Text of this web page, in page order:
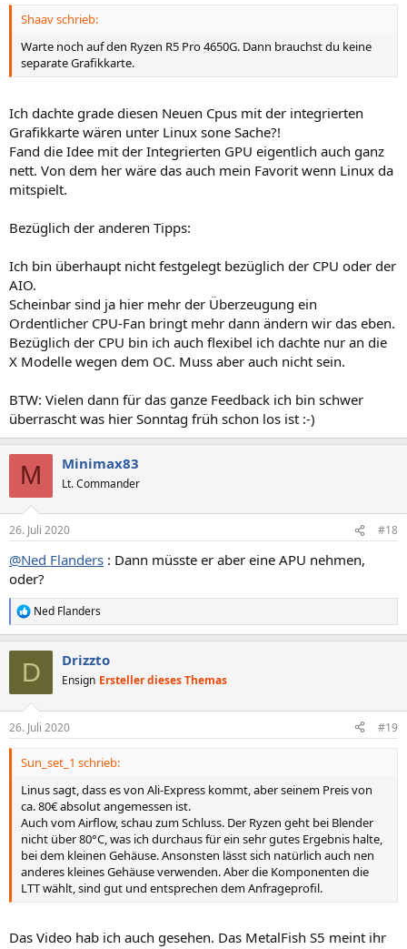
Shaav schrieb:
Warte noch auf den Ryzen R5 Pro 4650G. Dann brauchst du keine
separate Grafikkarte.
Ich dachte grade diesen Neuen Cpus mit der integrierten
Grafikkarte wären unter Linux sone Sache?!
Fand die Idee mit der Integrierten GPU eigentlich auch ganz
nett. Von dem her wäre das auch mein Favorit wenn Linux da
mitspielt.
Bezüglich der anderen Tipps:
Ich bin überhaupt nicht festgelegt bezüglich der CPU oder der
AIO.
Scheinbar sind ja hier mehr der Überzeugung ein
Ordentlicher CPU-Fan bringt mehr dann ändern wir das eben.
Bezüglich der CPU bin ich auch flexibel ich dachte nur an die
X Modelle wegen dem OC. Muss aber auch nicht sein.
BTW: Vielen dann für das ganze Feedback ich bin schwer
überrascht was hier Sonntag früh schon los ist :-)
M Minimax83
Lt. Commander
26. Juli 2020 #18
@Ned Flanders : Dann müsste er aber eine APU nehmen,
oder?
R
e
e
n
Ned Flanders
D Drizzto
Ensign Ersteller dieses Themas
26. Juli 2020 #19
Sun_set_1 schrieb:
Linus sagt, dass es von Ali-Express kommt, aber seinem Preis von
ca. 80€ absolut angemessen ist.
Auch vom Airflow, schau zum Schluss. Der Ryzen geht bei Blender
nicht über 80°C, was ich durchaus für ein sehr gutes Ergebnis halte,
bei dem kleinen Gehäuse. Ansonsten lässt sich natürlich auch nen
anderes kleines Gehäuse verwenden. Aber die Komponenten die
LTT wählt, sind gut und entsprechen dem Anfrageprofil.
Das Video hab ich auch gesehen. Das MetalFish S5 meint ihr